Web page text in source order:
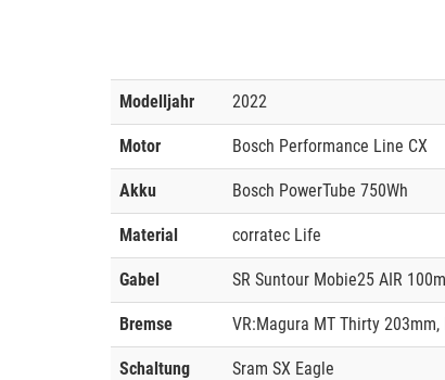
Modelljahr 2022
Motor Bosch Performance Line CX
Akku Bosch PowerTube 750Wh
Material corratec Life
Gabel SR Suntour Mobie25 AIR
Bremse VR:Magura MT Thirty
Schaltung Sram SX Eagle